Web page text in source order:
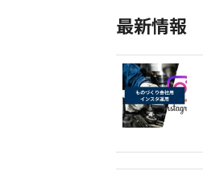
最新情報